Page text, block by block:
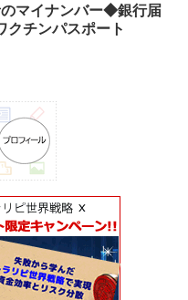
マイナンバー◆銀行届
クチンパスポート